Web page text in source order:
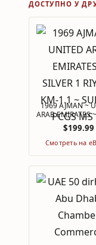
ДОСТУПНО У
1969 AJMAN ~
ARAB EMIRATES ~
1 RIYAL ~ KM-
SUPERB PCGS
$199.99
Смотреть на